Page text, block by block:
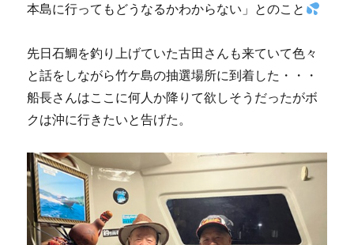
本島に行ってもどうなるかわからない」とのこと
先日石鯛を釣り上げていた古田さんも来ていて色々
と話をしながら竹ケ島の抽選場所に到着した・・・
船長さんはここに何人か降りて欲しそうだったがボ
クは沖に行きたいと告げた。